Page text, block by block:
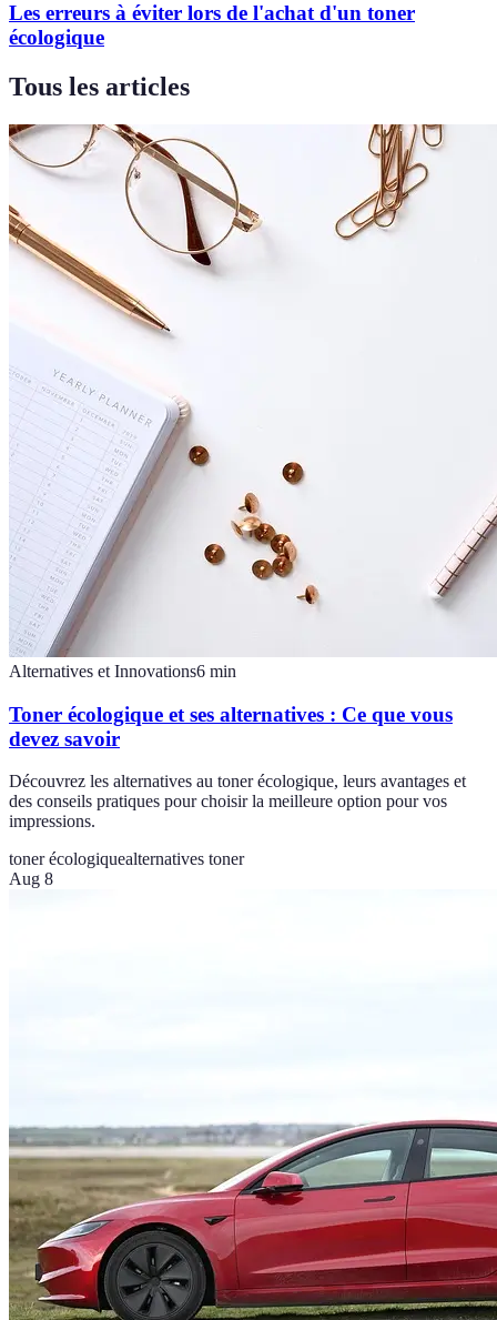
Les erreurs à éviter lors de l'achat d'un toner
écologique
Tous les articles
Alternatives et Innovations6 min
Toner écologique et ses alternatives : Ce que vous
devez savoir
Découvrez les alternatives au toner écologique, leurs avantages et
des conseils pratiques pour choisir la meilleure option pour vos
impressions.
toner écologiquealternatives toner
Aug 8